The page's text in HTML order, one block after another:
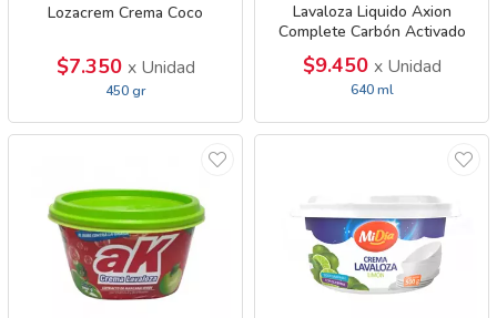
Lozacrem Crema Coco
$7.350 x Unidad
450 gr
Lavaloza Liquido Axion
Complete Carbón Activado
$9.450 x Unidad
640 ml